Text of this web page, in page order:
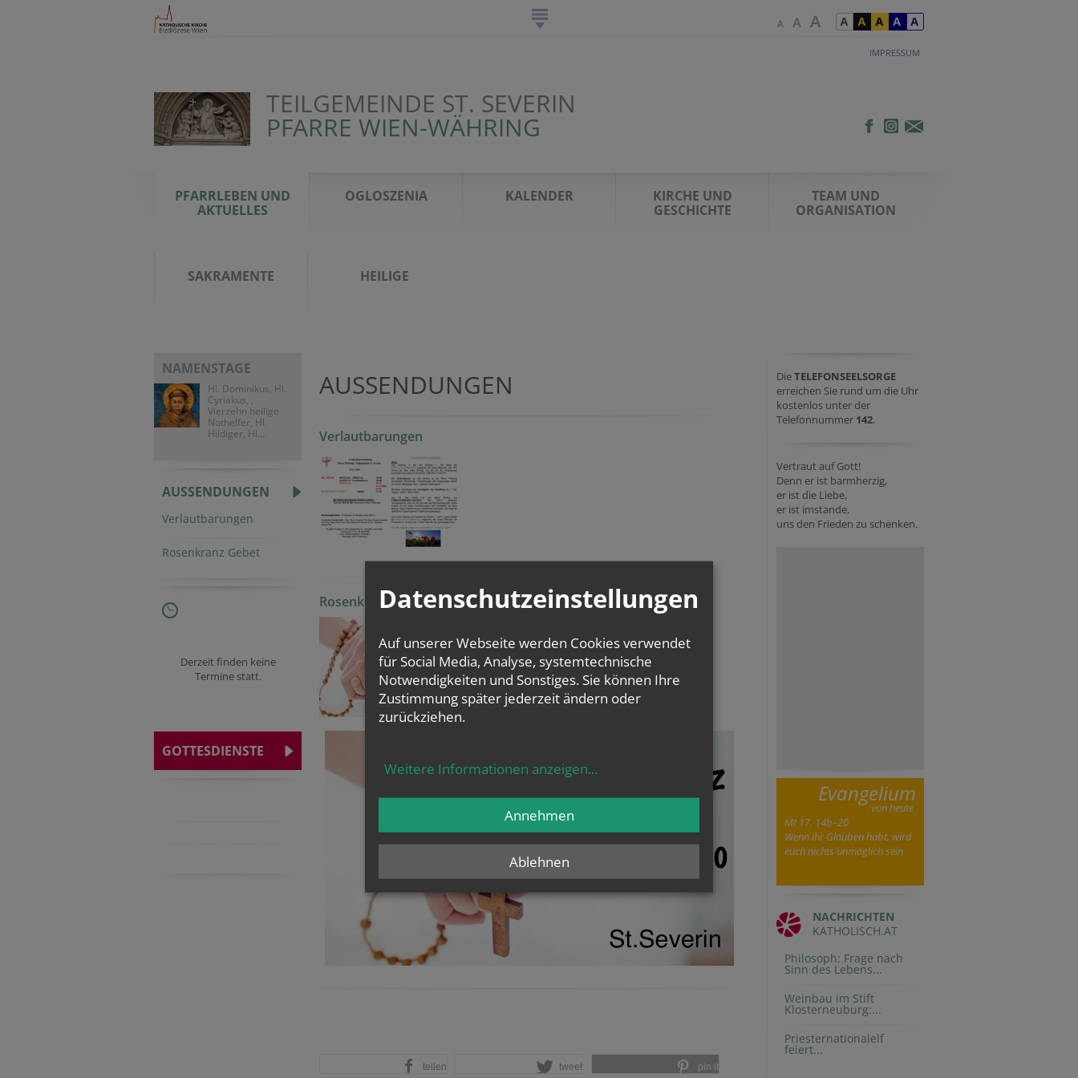
IMPRESSUM
TEILGEMEINDE ST. SEVERIN
PFARRE WIEN-WÄHRING
PFARRLEBEN UND
AKTUELLES
OGLOSZENIA KALENDER
KIRCHE UND
GESCHICHTE
TEAM UND
ORGANISATION
SAKRAMENTE HEILIGE
NAMENSTAGE
Hl. Dominikus, Hl.
Cyriakus, ,
Vierzehn heilige
Nothelfer, Hl.
Hildiger, Hl....
AUSSENDUNGEN
Verlautbarungen
Rosenkranz Gebet
Derzeit finden keine
Termine statt.
GOTTESDIENSTE
AUSSENDUNGEN
Verlautbarungen
Rosenkranz Gebet
teilen tweet pin it
DieTELEFONSEELSORGE
erreichen Sie rund um die Uhr
kostenlos unter der
Telefonnummer 142.
Vertraut auf Gott!
Denn er ist barmherzig,
er ist die Liebe,
er ist imstande,
uns den Frieden zu schenken.
Evangelium
von heute
Mt 17, 14b–20
Wenn ihr Glauben habt, wird
euch nichts unmöglich sein
NACHRICHTEN
KATHOLISCH.AT
Philosoph: Frage nach
Sinn des Lebens...
Weinbau im Stift
Klosterneuburg:...
Priesternationalelf
feiert...
Datenschutzeinstellungen
Auf unserer Webseite werden Cookies verwendet
für Social Media, Analyse, systemtechnische
Notwendigkeiten und Sonstiges. Sie können Ihre
Zustimmung später jederzeit ändern oder
zurückziehen.
Weitere Informationen anzeigen...
Ablehnen
Annehmen